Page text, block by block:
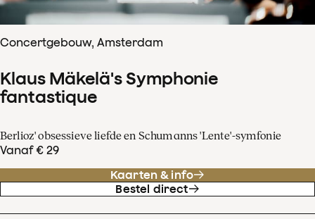
Concertgebouw, Amsterdam
Klaus Mäkelä's Symphonie
fantastique
Berlioz' obsessieve liefde en Schumanns 'Lente'-symfonie
Vanaf € 29
Kaarten & info
Bestel direct